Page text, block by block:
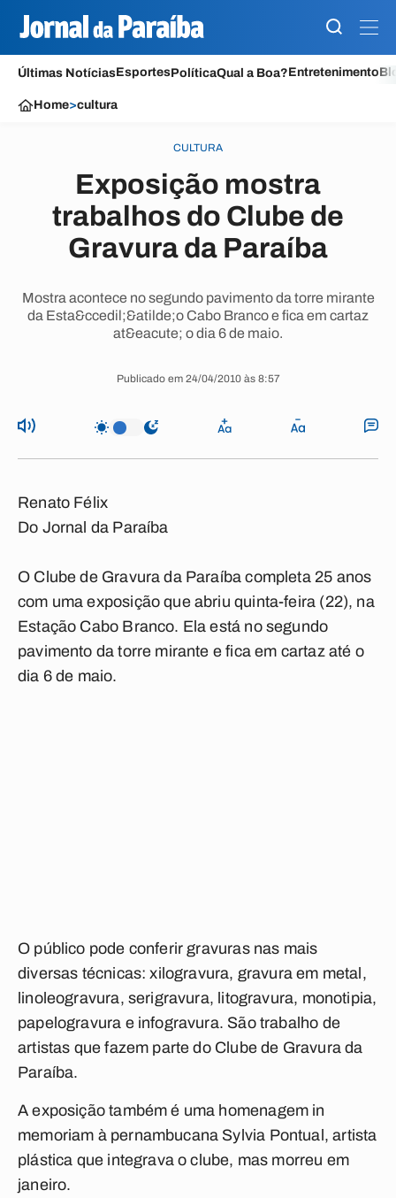
Últimas NotíciasEsportesPolíticaQual a Boa?Entretenimento
Home>cultura
CULTURA
Exposição mostra
trabalhos do Clube de
Gravura da Paraíba
Mostra acontece no segundo pavimento da torre mirante
da Esta&ccedil;&atilde;o Cabo Branco e fica em cartaz
at&eacute; o dia 6 de maio.
Publicado em 24/04/2010 às 8:57
Renato Félix
Do Jornal da Paraíba
O Clube de Gravura da Paraíba completa 25 anos
com uma exposição que abriu quinta-feira (22), na
Estação Cabo Branco. Ela está no segundo
pavimento da torre mirante e fica em cartaz até o
dia 6 de maio.
O público pode conferir gravuras nas mais
diversas técnicas: xilogravura, gravura em metal,
linoleogravura, serigravura, litogravura, monotipia,
papelogravura e infogravura. São trabalho de
artistas que fazem parte do Clube de Gravura da
Paraíba.
A exposição também é uma homenagem in
memoriam à pernambucana Sylvia Pontual, artista
plástica que integrava o clube, mas morreu em
janeiro.